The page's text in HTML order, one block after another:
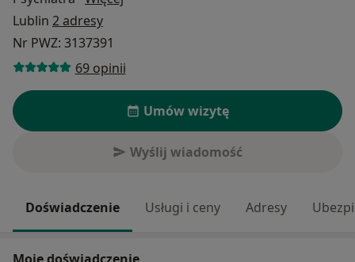
Lublin 2 adresy
Nr PWZ: 3137391
69 opinii
Umów wizytę
Wyślij wiadomość
Doświadczenie Usługi i ceny Adresy